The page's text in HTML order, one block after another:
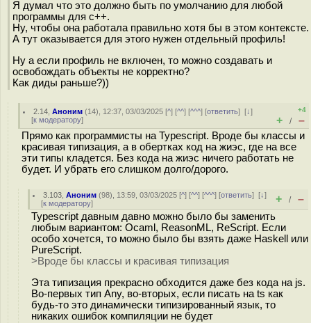
Я думал что это должно быть по умолчанию для любой
программы для с++.
Ну, чтобы она работала правильно хотя бы в этом контексте.
А тут оказывается для этого нужен отдельный профиль!
Ну а если профиль не включен, то можно создавать и
освобождать объекты не корректно?
Как диды раньше?))
2.14 ,Аноним (14), 12:37, 03/03/2025 [^] [^^] [^^^] [ответить][↓]
[к модератору]
+4
+ / –
Прямо как программисты на Typescript. Вроде бы классы и
красивая типизация, а в обертках код на жиэс, где на все
эти типы кладется. Без кода на жиэс ничего работать не
будет. И убрать его слишком долго/дорого.
3.103 ,Аноним (98), 13:59, 03/03/2025 [^] [^^] [^^^] [ответить][↓]
[к модератору] + / –
Typescript давным давно можно было бы заменить
любым вариантом: Ocaml, ReasonML, ReScript. Если
особо хочется, то можно было бы взять даже Haskell или
PureScript.
>Вроде бы классы и красивая типизация
Эта типизация прекрасно обходится даже без кода на js.
Во-первых тип Any, во-вторых, если писать на ts как
будь-то это динамически типизированный язык, то
никаких ошибок компиляции не будет